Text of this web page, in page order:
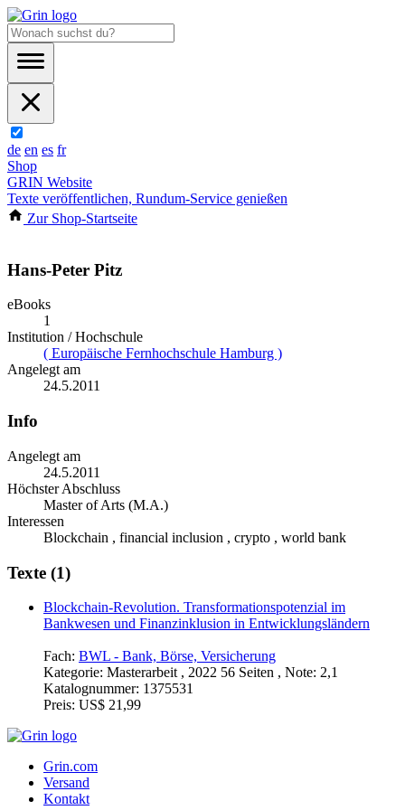
de en es fr
Shop
GRIN Website
Texte veröffentlichen, Rundum-Service genießen
Zur Shop-Startseite
Hans-Peter Pitz
eBooks
1
Institution / Hochschule
( Europäische Fernhochschule Hamburg )
Angelegt am
24.5.2011
Info
Angelegt am
24.5.2011
Höchster Abschluss
Master of Arts (M.A.)
Interessen
Blockchain , financial inclusion , crypto , world bank
Texte (1)
Blockchain-Revolution. Transformationspotenzial im
Bankwesen und Finanzinklusion in Entwicklungsländern
Fach: BWL - Bank, Börse, Versicherung
Kategorie: Masterarbeit , 2022 56 Seiten , Note: 2,1
Katalognummer: 1375531
Preis: US$ 21,99
Grin.com
Versand
Kontakt